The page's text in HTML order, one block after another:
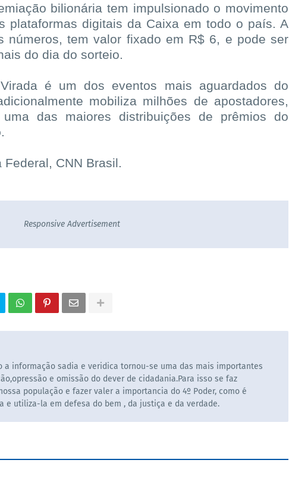
bilionária tem impulsionado o movimento
plataformas digitais da Caixa em todo o país. A
números, tem valor fixado em R$ 6, e pode ser
do dia do sorteio.
é um dos eventos mais aguardados do
mobiliza milhões de apostadores,
das maiores distribuições de prêmios do
CNN Brasil.
Responsive Advertisement
a informação sadia e veridica tornou-se uma das mais importantes
e omissão do dever de cidadania.Para isso se faz
população e fazer valer a importancia do 4º Poder, como é
e utiliza-la em defesa do bem , da justiça e da verdade.